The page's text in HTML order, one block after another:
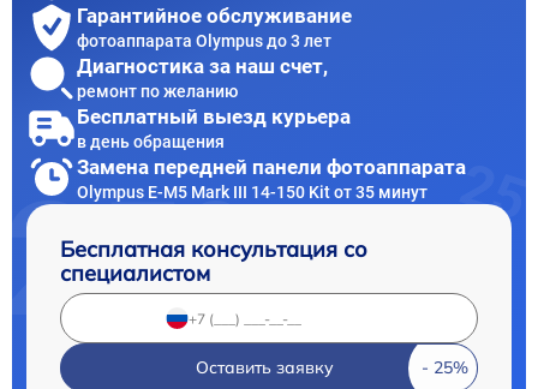
Гарантийное обслуживание
фотоаппарата Olympus до 3 лет
Диагностика за наш счет,
ремонт по желанию
Бесплатный выезд курьера
в день обращения
Замена передней панели фотоаппарата
Olympus E‑M5 Mark III 14-150 Kit от 35 минут
Бесплатная консультация со
специалистом
Оставить заявку